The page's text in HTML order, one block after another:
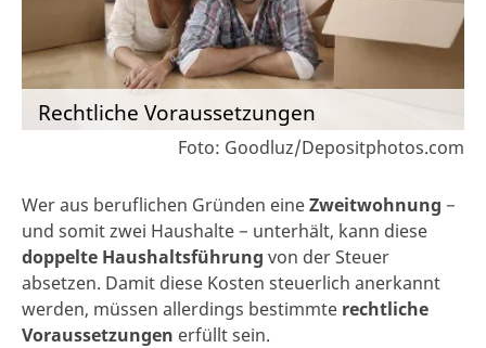
Rechtliche Voraussetzungen
Foto: Goodluz/Depositphotos.com
Wer aus beruflichen Gründen eineZweitwohnung −
und somit zwei Haushalte − unterhält, kann diese
doppelte Haushaltsführung von der Steuer
absetzen. Damit diese Kosten steuerlich anerkannt
werden, müssen allerdings bestimmte rechtliche
Voraussetzungen erfüllt sein.